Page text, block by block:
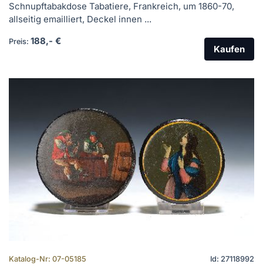
Schnupftabakdose Tabatiere, Frankreich, um 1860-70,
allseitig emailliert, Deckel innen ...
Preis: 188,- €
Kaufen
Katalog-Nr: 07-05185 Id: 27118992